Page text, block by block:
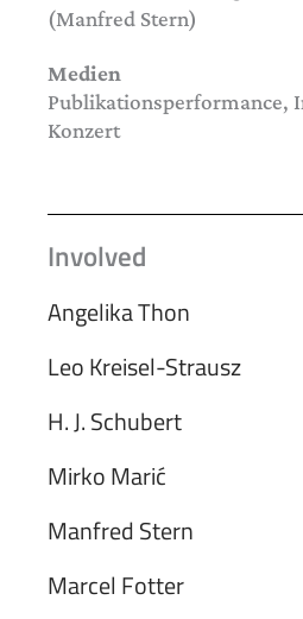
(Manfred Stern)
Medien
Publikationsperformance,
Konzert
Involved
Angelika Thon
Leo Kreisel-Strausz
H. J. Schubert
Mirko Marić
Manfred Stern
Marcel Fotter